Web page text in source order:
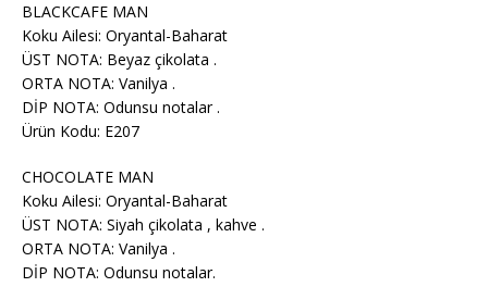
BLACKCAFE MAN
Koku Ailesi: Oryantal-Baharat
ÜST NOTA: Beyaz çikolata .
ORTA NOTA: Vanilya .
DİP NOTA: Odunsu notalar .
Ürün Kodu: E207
CHOCOLATE MAN
Koku Ailesi: Oryantal-Baharat
ÜST NOTA: Siyah çikolata , kahve .
ORTA NOTA: Vanilya .
DİP NOTA: Odunsu notalar.